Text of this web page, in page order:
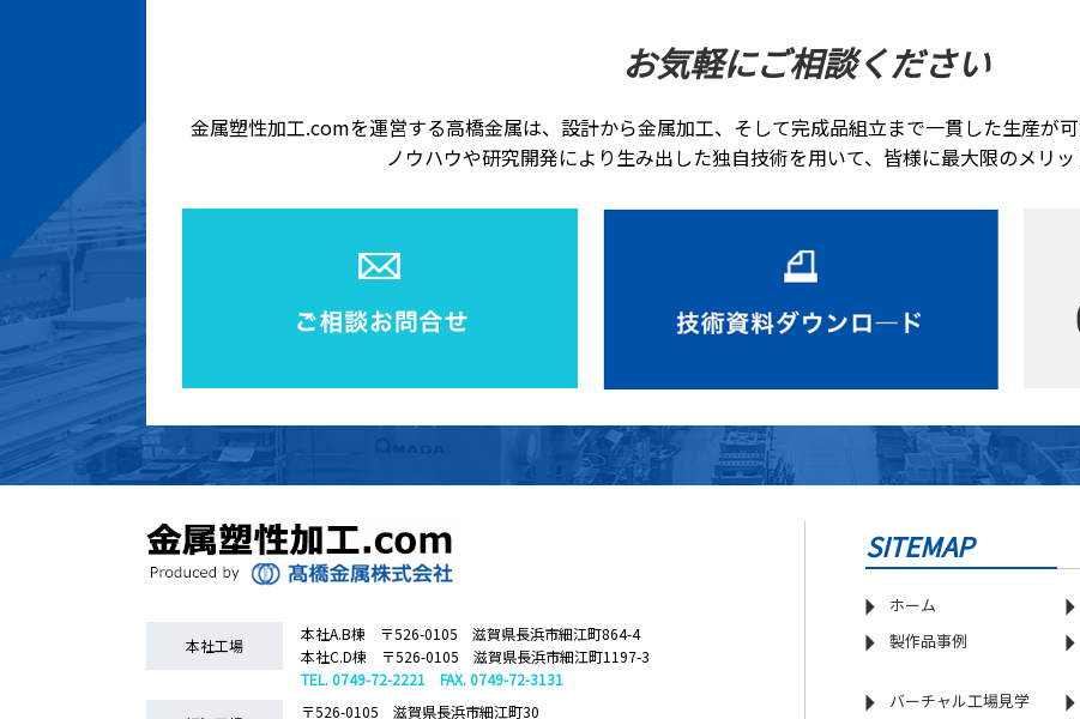
お気軽にご相談ください
金属塑性加工.comを運営する高橋金属は、設計から金属加工、そして完成品組立まで一貫した生産が
ノウハウや研究開発により生み出した独自技術を用いて、皆様に最大限のメリッ
本社工場
本社A.B棟 〒526-0105 滋賀県長浜市細江町864-4
本社C.D棟 〒526-0105 滋賀県長浜市細江町1197-3
TEL. 0749-72-2221 FAX. 0749-72-3131
〒526-0105 滋賀県長浜市細江町30
SITEMAP
ホーム
製作品事例
バーチャル工場見学